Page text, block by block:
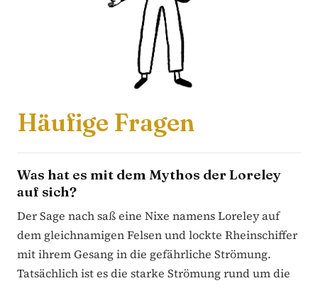
Häufige Fragen
Was hat es mit dem Mythos der Loreley
auf sich?
Der Sage nach saß eine Nixe namens Loreley auf
dem gleichnamigen Felsen und lockte Rheinschiffer
mit ihrem Gesang in die gefährliche Strömung.
Tatsächlich ist es die starke Strömung rund um die